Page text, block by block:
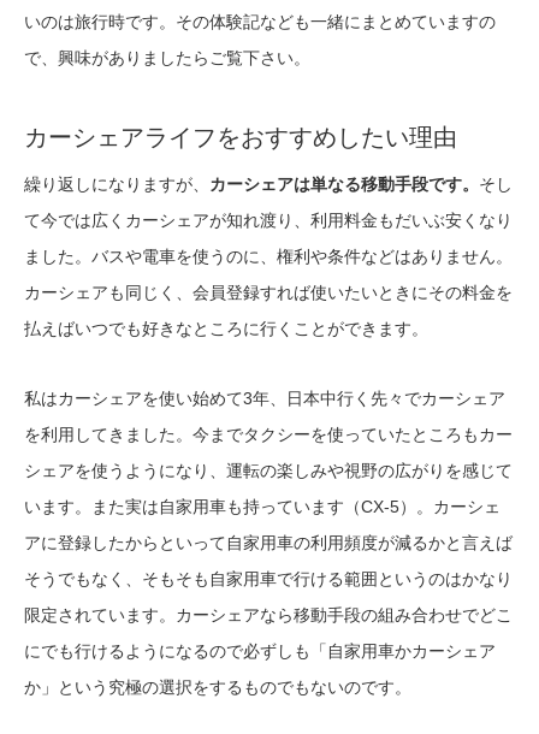
いのは旅行時です。その体験記なども一緒にまとめていますの
で、興味がありましたらご覧下さい。
カーシェアライフをおすすめしたい理由
繰り返しになりますが、 カーシェアは単なる移動手段です。 そし
て今では広くカーシェアが知れ渡り、利用料金もだいぶ安くなり
ました。バスや電車を使うのに、権利や条件などはありません。
カーシェアも同じく、会員登録すれば使いたいときにその料金を
払えばいつでも好きなところに行くことができます。
私はカーシェアを使い始めて3年、日本中行く先々でカーシェア
を利用してきました。今までタクシーを使っていたところもカー
シェアを使うようになり、運転の楽しみや視野の広がりを感じて
います。また実は自家用車も持っています（CX-5）。カーシェ
アに登録したからといって自家用車の利用頻度が減るかと言えば
そうでもなく、そもそも自家用車で行ける範囲というのはかなり
限定されています。カーシェアなら移動手段の組み合わせでどこ
にでも行けるようになるので必ずしも「自家用車かカーシェア
か」という究極の選択をするものでもないのです。